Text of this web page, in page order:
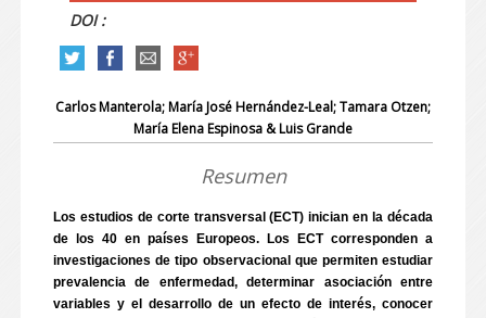
DOI :
Carlos Manterola; María José Hernández-Leal; Tamara Otzen;
María Elena Espinosa & Luis Grande
Resumen
Los estudios de corte transversal (ECT) inician en la década
de los 40 en países Europeos. Los ECT corresponden a
investigaciones de tipo observacional que permiten estudiar
prevalencia de enfermedad, determinar asociación entre
variables y el desarrollo de un efecto de interés, conocer